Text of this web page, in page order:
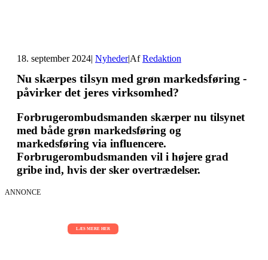
18. september 2024| Nyheder|AfRedaktion
Nu skærpes tilsyn med grøn markedsføring -
påvirker det jeres virksomhed?
Forbrugerombudsmanden skærper nu tilsynet
med både grøn markedsføring og
markedsføring via influencere.
Forbrugerombudsmanden vil i højere grad
gribe ind, hvis der sker overtrædelser.
ANNONCE
LÆS MERE HER